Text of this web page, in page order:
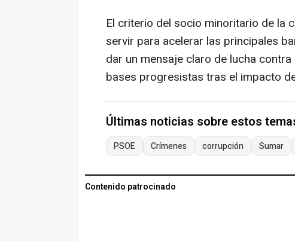
El criterio del socio minoritario de la
servir para acelerar las principales
dar un mensaje claro de lucha
bases progresistas tras el impacto
Últimas noticias sobre estos
PSOE Crímenes corrupción Sumar
Contenido patrocinado